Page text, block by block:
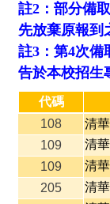
註2：部分備
先放棄原報到
註3：第4次備
告於本校招生
代碼
108
清
109
清
109
清
205
清